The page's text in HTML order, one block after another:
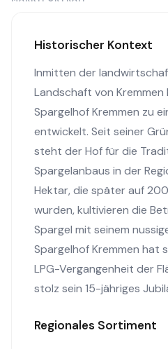
Historischer Kontext
Inmitten der
Landschaft von
Spargelhof Kremmen zu
entwickelt. Seit seiner
steht der Hof für die
Spargelanbaus in der
Hektar, die später auf
wurden, kultivieren die
Spargel mit seinem
Spargelhof Kremmen hat
LPG-Vergangenheit der
stolz sein 15-jähriges
Regionales Sortiment